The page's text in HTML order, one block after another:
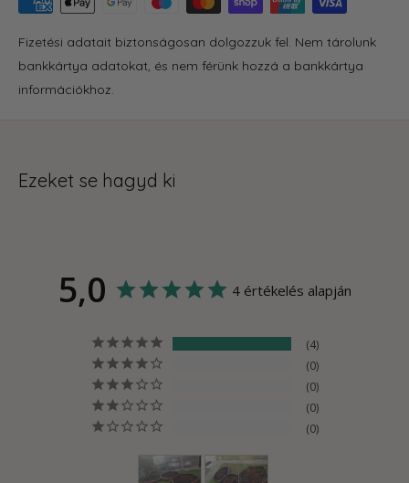
Fizetési adatait biztonságosan dolgozzuk fel. Nem tárolunk
bankkártya adatokat, és nem férünk hozzá a bankkártya
információkhoz.
Ezeket se hagyd ki
5,0 4 értékelés alapján
4
0
0
0
0